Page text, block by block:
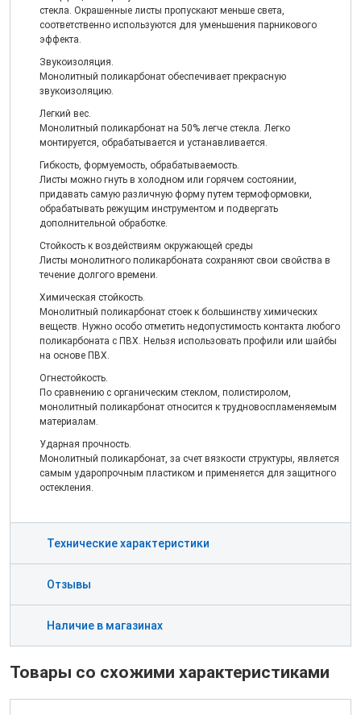
стекла. Окрашенные листы пропускают меньше света,
соответственно используются для уменьшения парникового
эффекта.
Звукоизоляция.
Монолитный поликарбонат обеспечивает прекрасную
звукоизоляцию.
Легкий вес.
Монолитный поликарбонат на 50% легче стекла. Легко
монтируется, обрабатывается и устанавливается.
Гибкость, формуемость, обрабатываемость.
Листы можно гнуть в холодном или горячем состоянии,
придавать самую различную форму путем термоформовки,
обрабатывать режущим инструментом и подвергать
дополнительной обработке.
Стойкость к воздействиям окружающей среды
Листы монолитного поликарбоната сохраняют свои свойства в
течение долгого времени.
Химическая стойкость.
Монолитный поликарбонат стоек к большинству химических
веществ. Нужно особо отметить недопустимость контакта любого
поликарбоната с ПВХ. Нельзя использовать профили или шайбы
на основе ПВХ.
Огнестойкость.
По сравнению с органическим стеклом, полистиролом,
монолитный поликарбонат относится к трудновоспламеняемым
материалам.
Ударная прочность.
Монолитный поликарбонат, за счет вязкости структуры, является
самым ударопрочным пластиком и применяется для защитного
остекления.
Технические характеристики
Отзывы
Наличие в магазинах
Товары со схожими характеристиками